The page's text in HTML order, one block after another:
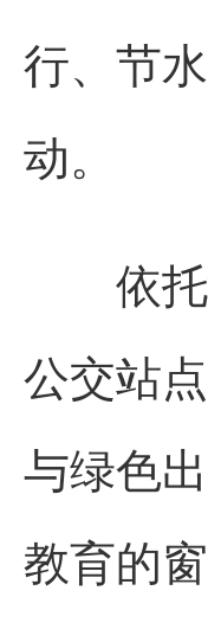
行、节
动。
依托城
公交站
与绿色
教育的